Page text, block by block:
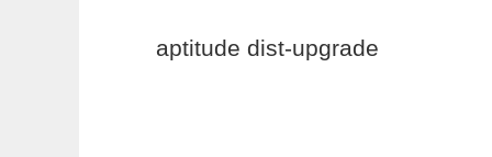
aptitude dist-upgrade